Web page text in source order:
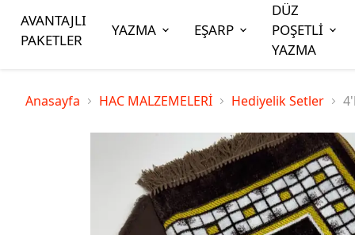
AVANTAJLI
PAKETLER
YAZMA EŞARP
DÜZ
POŞETLİ
YAZMA
İplik Çeşitleri
100gr Altınbaşak Polyester İp
350gr Altınbaşak Polyester İp
Anasayfa HAC MALZEMELERİ Hediyelik Setler